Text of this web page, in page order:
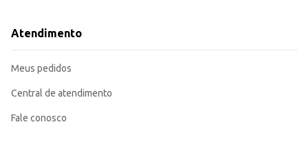
Atendimento
Meus pedidos
Central de atendimento
Fale conosco